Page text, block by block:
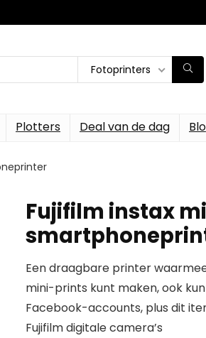
Fotoprinters
Plotters Deal van de dag
Fujifilm instax
Een draagbare printer
mini-prints kunt maken, ook
Facebook-accounts, plus dit
Fujifilm digitale camera’s